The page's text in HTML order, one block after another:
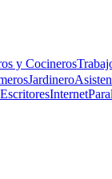
y Cocineros
Jardinero
EscritoresInternet